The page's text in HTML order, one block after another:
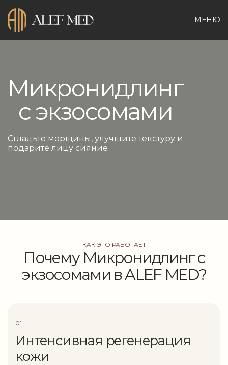
МЕНЮ
Микронидлинг
с экзосомами
Сгладьте морщины, улучшите текстуру и
подарите лицу сияние
КАК ЭТО РАБОТАЕТ
Почему Микронидлинг с
экзосомами в ALEF MED?
01
Интенсивная регенерация
кожи